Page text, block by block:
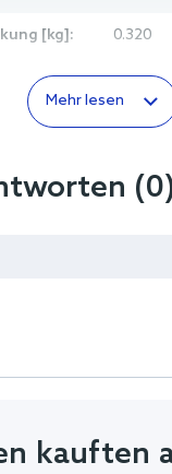
[kg]: 0.320
Mehr lesen
kauften